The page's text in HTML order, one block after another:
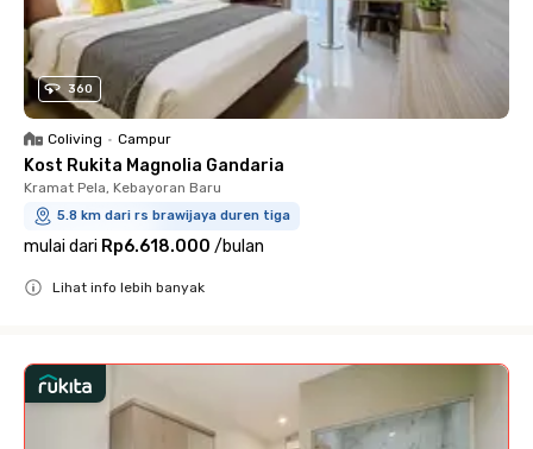
360
Coliving • Campur
Kost Rukita Magnolia Gandaria
Kramat Pela, Kebayoran Baru
5.8 km dari rs brawijaya duren tiga
mulai dari Rp6.618.000 /bulan
Lihat info lebih banyak